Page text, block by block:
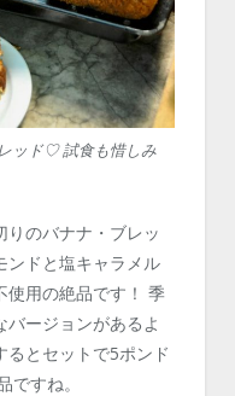
ッド♡ 試食も惜しみ
のバナナ・ブレッ
ンドと塩キャラメル
使用の絶品です！ 季
ージョンがあるよ
るとセットで5ポンド
すね。